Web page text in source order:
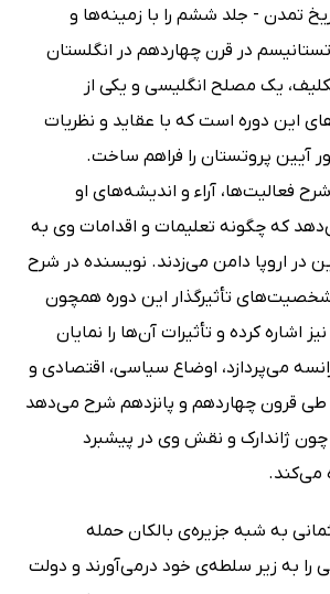
تمدن - جلد ششم را با زمینه‌ها و
در قرن چهاردهم در انگلستان
یک مصلح انگلیسی و یکی از
این دوره‌ است که با عقاید و نظریات
پروتستان را فراهم ساخت.
فعالیت‌ها، آراء و اندیشه‌های او
که چگونه تعلیمات و اقدامات وی به
در اروپا دامن می‌زدند. نویسنده در شرح
تأثیرگذار این دوره همچون
اشاره کرده و تأثیرات آن‌ها را نمایان
می‌پردازد، اوضاع سیاسی، اقتصادی و
طی قرون چهاردهم و پانزدهم شرح می‌دهد
ژاندارک و نقش وی در پیشبرد
می‌کند.
به شبه جزیره‌ی بالکان حمله
را به زیر سلطه‌ی خود درمی‌آورند و دولت